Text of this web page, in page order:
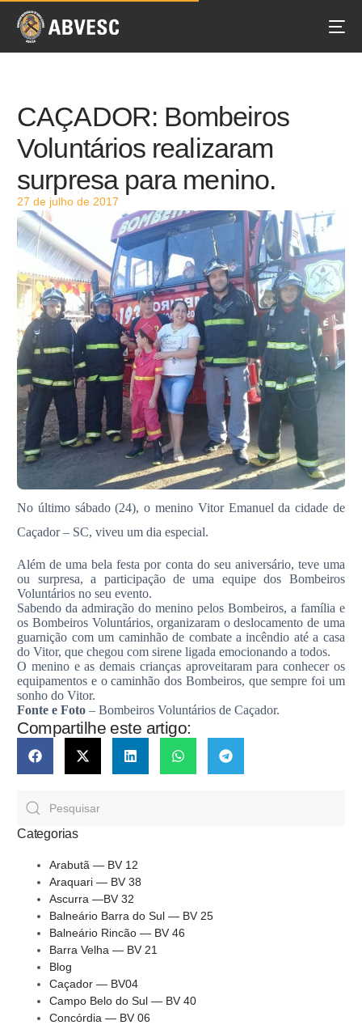
CAÇADOR: Bombeiros
Voluntários realizaram
surpresa para menino.
27 de julho de 2017
No último sábado (24), o menino Vitor Emanuel da cidade de
Caçador – SC, viveu um dia especial.
Além de uma bela festa por conta do seu aniversário, teve uma
ou surpresa, a participação de uma equipe dos Bombeiros
Voluntários no seu evento.
Sabendo da admiração do menino pelos Bombeiros, a família e
os Bombeiros Voluntários, organizaram o deslocamento de uma
guarnição com um caminhão de combate a incêndio até a casa
do Vitor, que chegou com sirene ligada emocionando a todos.
O menino e as demais crianças aproveitaram para conhecer os
equipamentos e o caminhão dos Bombeiros, que sempre foi um
sonho do Vitor.
Fonte e Foto – Bombeiros Voluntários de Caçador.
Compartilhe este artigo:
Categorias
Arabutã — BV 12
Araquari — BV 38
Ascurra —BV 32
Balneário Barra do Sul — BV 25
Balneário Rincão — BV 46
Barra Velha — BV 21
Blog
Caçador — BV04
Campo Belo do Sul — BV 40
Concórdia — BV 06